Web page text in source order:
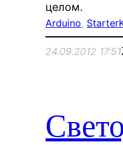
целом.
Arduino,
24.09.2012 17:51